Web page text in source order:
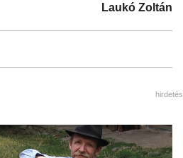
Laukó Zoltán
hirdetés